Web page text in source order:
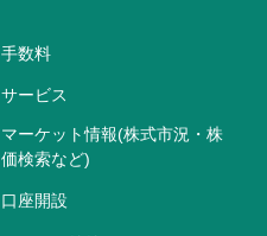
手数料
サービス
マーケット情報(株式市況・株
価検索など)
口座開設